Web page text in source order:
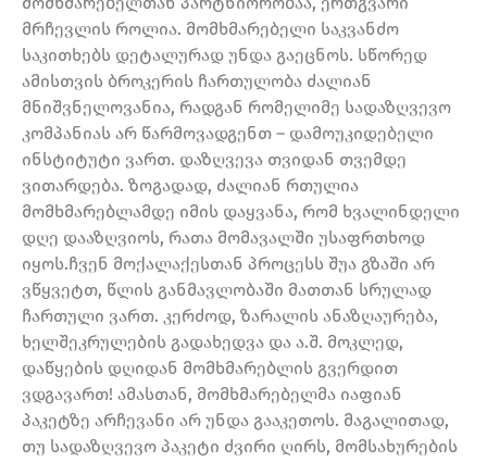
მრჩევლის როლია. მომხმარებელი საკვანძო
საკითხებს დეტალურად უნდა გაეცნოს. სწორედ
ამისთვის ბროკერის ჩართულობა ძალიან
მნიშვნელოვანია, რადგან რომელიმე სადაზღვევო
კომპანიას არ წარმოვადგენთ – დამოუკიდებელი
ინსტიტუტი ვართ. დაზღვევა თვიდან თვემდე
ვითარდება. ზოგადად, ძალიან რთულია
მომხმარებლამდე იმის დაყვანა, რომ ხვალინდელი
დღე დააზღვიოს, რათა მომავალში უსაფრთხოდ
იყოს.ჩვენ მოქალაქესთან პროცესს შუა გზაში არ
ვწყვეტთ, წლის განმავლობაში მათთან სრულად
ჩართული ვართ. კერძოდ, ზარალის ანაზღაურება,
ხელშეკრულების გადახედვა და ა.შ. მოკლედ,
დაწყების დღიდან მომხმარებლის გვერდით
ვდგავართ! ამასთან, მომხმარებელმა იაფიან
პაკეტზე არჩევანი არ უნდა გააკეთოს. მაგალითად,
თუ სადაზღვევო პაკეტი ძვირი ღირს, მომსახურების